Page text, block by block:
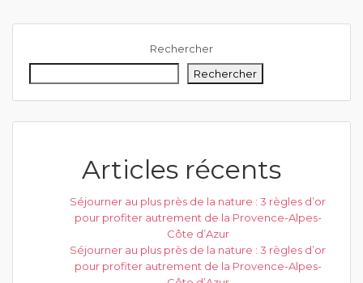
Rechercher
Rechercher
Articles récents
Séjourner au plus près de la nature : 3 règles d’or
pour profiter autrement de la Provence-Alpes-
Côte d’Azur
Séjourner au plus près de la nature : 3 règles d’or
pour profiter autrement de la Provence-Alpes-